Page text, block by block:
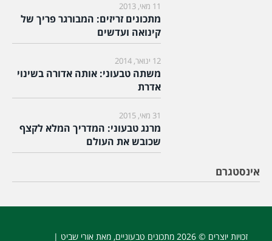
11 מאי, 2013
מתכונים זריזים: המבורגר פריך של
קינואה ועדשים
12 ינואר, 2014
משתה טבעוני: אותה אדורה בשינוי
אדרת
31 מאי, 2015
מרנג טבעוני: המדריך המלא לקצף
שכובש את העולם
אינסטגרם
זכויות יוצרים © 2026 מתכונים טבעוניים, מאת אורי שביט |